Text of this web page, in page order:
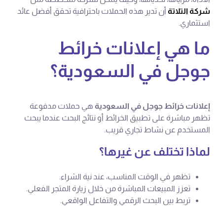
شركة التلاتة أن تدير هذه الحملات باحترافية تحقق أفضل عائد
استثماري.
ما هي إعلانات خرائط
جوجل في السعودية؟
إعلانات خرائط جوجل في السعودية هي حملات مدفوعة
تظهر مباشرة على تطبيق الخرائط أو نتائج البحث عندما يبحث
المستخدم عن نشاط تجاري قريب.
لماذا تختلف عن غيرها؟
تظهر في الوقت المناسب، عند نية الشراء.
تعزز المبيعات المباشرة من خلال زيارة المتجر الفعلي.
تربط بين البحث الرقمي والتفاعل الواقعي.